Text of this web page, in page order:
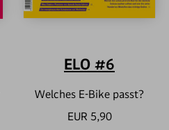
ELO #6
Welches E-Bike passt?
EUR 5,90